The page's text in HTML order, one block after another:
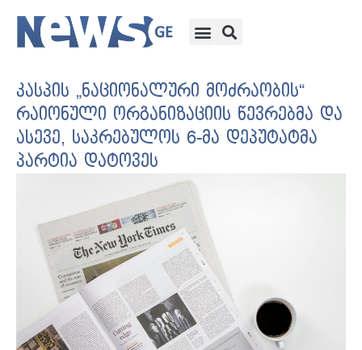
კასპის „ნაციონალური მოძრაობის“
რაიონული ორგანიზაციის წევრებმა და
ასევე, საკრებულოს 6-მა დეპუტატმა
პარტია დატოვეს